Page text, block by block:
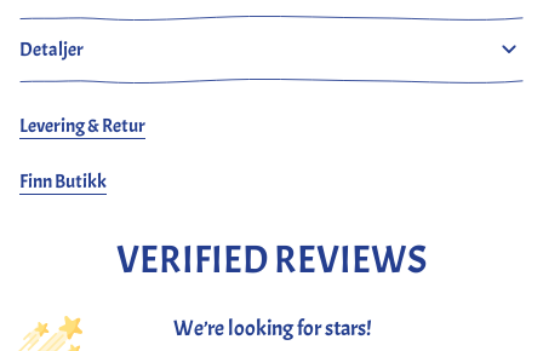
holder fasongen. Enregular fit med rette bengir god plass
over lårene med en lett avsmalning under kneet for en raffinert
militær silhuett. Enten de brukes i full lengde eller med oppbrett,
orSlow, med en camo-tvist.
Detaljer
Levering & Retur
Finn Butikk
VERIFIED REVIEWS
We’re looking for stars!